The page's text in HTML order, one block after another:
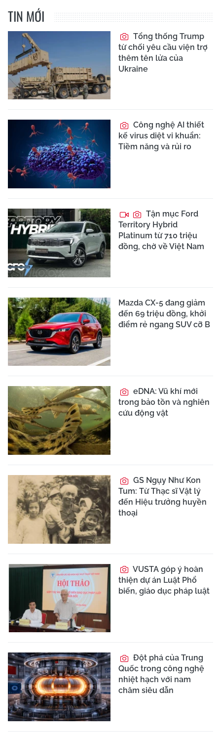
TIN MỚI
Tổng thống Trump
từ chối yêu cầu viện trợ
thêm tên lửa của
Ukraine
Công nghệ AI thiết
kế virus diệt vi khuẩn:
Tiềm năng và rủi ro
Tận mục Ford
Territory Hybrid
Platinum từ 710 triệu
đồng, chờ về Việt Nam
Mazda CX-5 đang giảm
đến 69 triệu đồng, khởi
điểm rẻ ngang SUV cỡ B
eDNA: Vũ khí mới
trong bảo tồn và nghiên
cứu động vật
GS Ngụy Như Kon
Tum: Từ Thạc sĩ Vật lý
đến Hiệu trưởng huyền
thoại
VUSTA góp ý hoàn
thiện dự án Luật Phổ
biến, giáo dục pháp luật
Đột phá của Trung
Quốc trong công nghệ
nhiệt hạch với nam
châm siêu dẫn